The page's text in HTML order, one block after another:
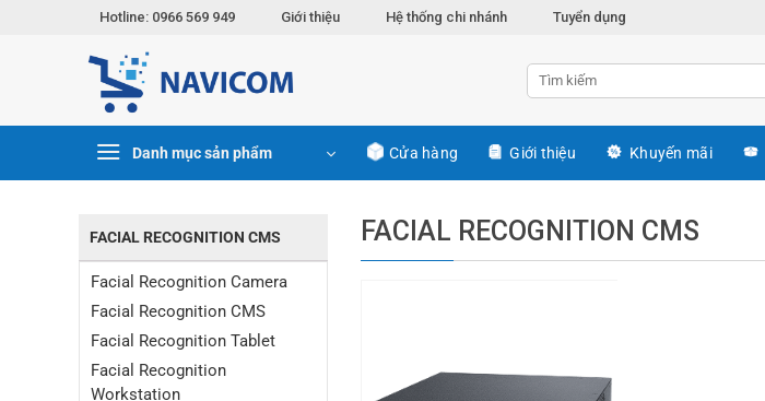
Hotline: 0966 569 949 Giới thiệu Hệ thống chi nhánh Tuyển dụng
Danh mục sản phẩm Cửa hàng Giới thiệu Khuyến mãi
FACIAL RECOGNITION CMS
Facial Recognition Camera
Facial Recognition CMS
Facial Recognition Tablet
Facial Recognition
Workstation
FACIAL RECOGNITION CMS